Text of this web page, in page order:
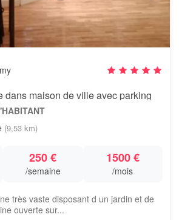
dans maison de ville avec parking
(9,53 km)
250 €
/semaine
1500 €
/mois
très vaste disposant d un jardin et de
ouverte sur...